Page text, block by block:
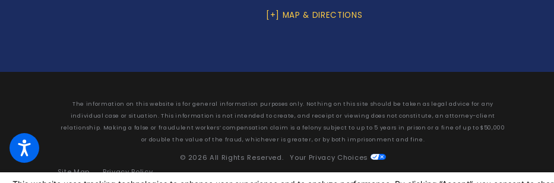
[+] MAP & DIRECTIONS
The information on this website is for general information purposes only. Nothing on this site should be taken as legal advice for any
individual case or situation. This information is not intended to create, and receipt or viewing does not constitute, an attorney-client
relationship. Making a false or fraudulent workers’ compensation claim is a felony subject to up to 5 years in prison or a fine of up to $50,000
or double the value of the fraud, whichever is greater, or by both imprisonment and fine.
© 2026 All Rights Reserved.Your Privacy Choices
Site Map
Privacy Policy